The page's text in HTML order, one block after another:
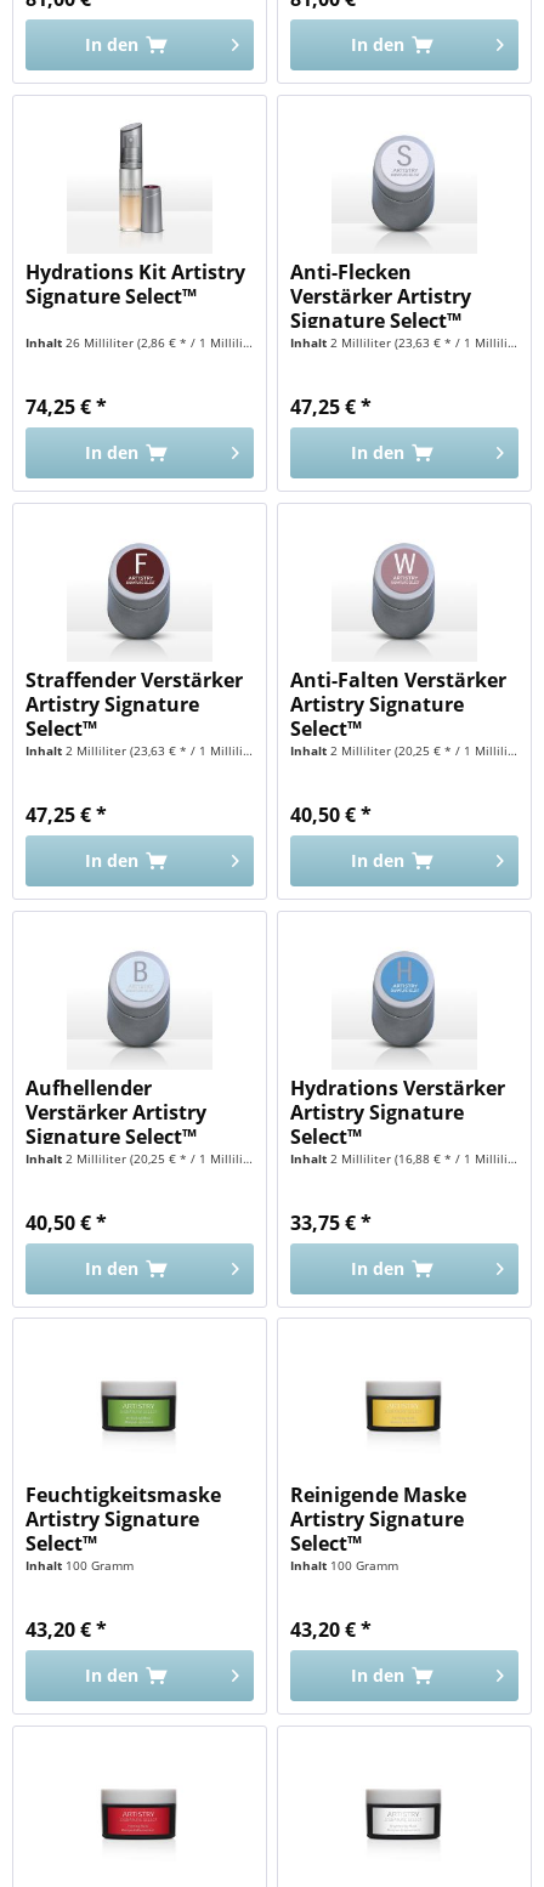
In den In den
Hydrations Kit Artistry
Signature Select™
Inhalt26 Milliliter(2,86 € * / 1 Milliliter)
74,25 € *
In den
Anti-Flecken
Verstärker Artistry
Signature Select™
Inhalt2 Milliliter(23,63 € * / 1 Milliliter)
47,25 € *
In den
Straffender Verstärker
Artistry Signature
Select™
Inhalt2 Milliliter(23,63 € * / 1 Milliliter)
47,25 € *
In den
Anti-Falten Verstärker
Artistry Signature
Select™
Inhalt2 Milliliter(20,25 € * / 1 Milliliter)
40,50 € *
In den
Aufhellender
Verstärker Artistry
Signature Select™
Inhalt2 Milliliter(20,25 € * / 1 Milliliter)
40,50 € *
In den
Hydrations Verstärker
Artistry Signature
Select™
Inhalt2 Milliliter(16,88 € * / 1 Milliliter)
33,75 € *
In den
Feuchtigkeitsmaske
Artistry Signature
Select™
Inhalt 100 Gramm
43,20 € *
In den
Reinigende Maske
Artistry Signature
Select™
Inhalt 100 Gramm
43,20 € *
In den